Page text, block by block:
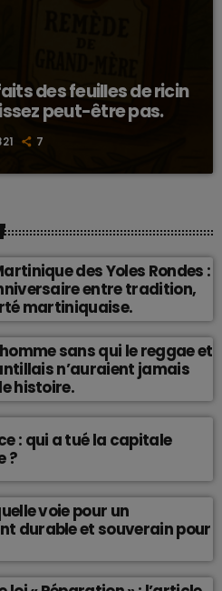
des feuilles de ricin
peut-être pas.
7
des Yoles Rondes :
entre tradition,
martiniquaise.
sans qui le reggae et
n’auraient jamais
histoire.
: qui a tué la capitale
?
voie pour un
durable et souverain pour